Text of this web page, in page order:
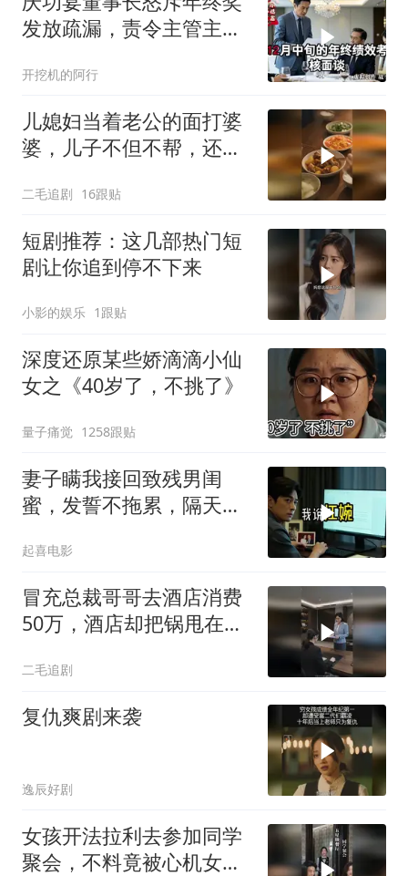
发放疏漏，责令主管主动
下
开挖机的阿行
儿媳妇当着老公的面打婆
婆，儿子不但不帮，还助
二毛追剧 16跟贴
短剧推荐：这几部热门短
剧让你追到停不下来
小影的娱乐 1跟贴
深度还原某些娇滴滴小仙
女之《40岁了，不挑了》
量子痛觉 1258跟贴
妻子瞒我接回致残男闺
蜜，发誓不拖累，隔天我
起喜电影
冒充总裁哥哥去酒店消费
50万，酒店却把锅甩在总
二毛追剧
复仇爽剧来袭
逸辰好剧
女孩开法拉利去参加同学
聚会，不料竟被心机女冒